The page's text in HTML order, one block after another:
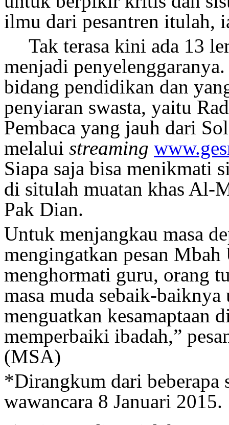
ilmu dari pesantren itulah,
Tak terasa kini ada 13
menjadi
bidang pendidikan dan
penyiaran swasta, yaitu
Pembaca yang jauh dari
melalui streaming
Siapa saja bisa menikmati
di situlah muatan khas Al-
Pak Dian.
Untuk menjangkau masa
mengingatkan pesan
menghormati guru, orang
masa muda sebaik-
menguatkan kesamaptaan
memperbaiki ibadah,”
(MSA)
*Dirangkum dari beberapa
wawancara 8 Januari 2015.